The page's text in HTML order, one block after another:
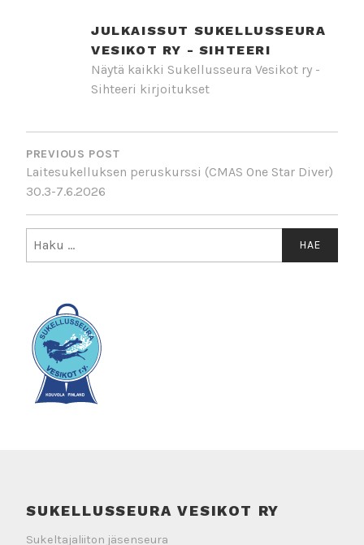
JULKAISSUT SUKELLUSSEURA
VESIKOT RY - SIHTEERI
Näytä kaikki Sukellusseura Vesikot ry -
Sihteeri kirjoitukset
ARTIKKELIEN
SELAUS
PREVIOUS POST
Laitesukelluksen peruskurssi (CMAS One Star Diver)
30.3-7.6.2026
SUKELLUSSEURA VESIKOT RY
Sukeltajaliiton jäsenseura